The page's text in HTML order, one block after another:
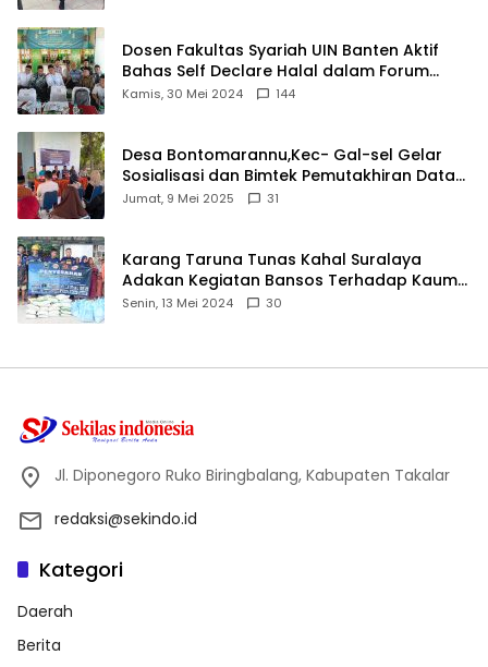
Dosen Fakultas Syariah UIN Banten Aktif
Bahas Self Declare Halal dalam Forum
Ijtima Ulama MUI
Kamis, 30 Mei 2024 144
Desa Bontomarannu,Kec- Gal-sel Gelar
Sosialisasi dan Bimtek Pemutakhiran Data
ID
Jumat, 9 Mei 2025 31
Karang Taruna Tunas Kahal Suralaya
Adakan Kegiatan Bansos Terhadap Kaum
Dhuafa dan Anak Yatim-Piatu
Senin, 13 Mei 2024 30
Jl. Diponegoro Ruko Biringbalang, Kabupaten Takalar
redaksi@sekindo.id
Kategori
Daerah
Berita